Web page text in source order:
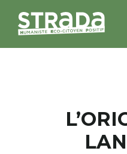
MAGAZINES
NOS THÈMES